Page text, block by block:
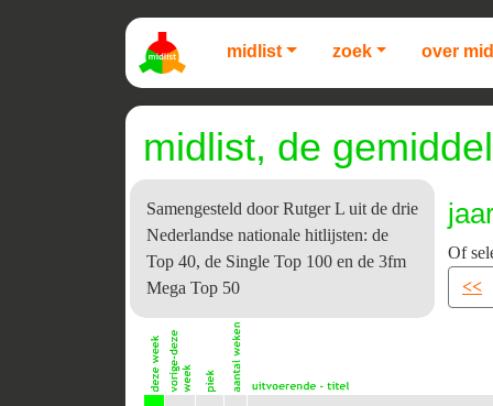
midlist zoek over
midlist, de
Samengesteld door Rutger L uit de drie
Nederlandse nationale hitlijsten: de
Top 40, de Single Top 100 en de 3fm
Mega Top 50
Of
<<